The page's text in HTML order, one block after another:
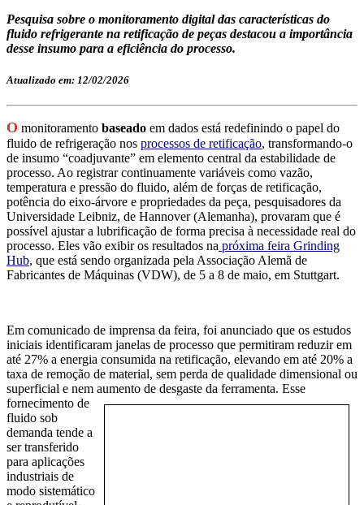
Pesquisa sobre o monitoramento digital das características do
fluido refrigerante na retificação de peças destacou a importância
desse insumo para a eficiência do processo.
Atualizado em: 12/02/2026
O monitoramento baseado em dados está redefinindo o papel do
fluido de refrigeração nos processos de retificação, transformando-o
de insumo “coadjuvante” em elemento central da estabilidade de
processo. Ao registrar continuamente variáveis como vazão,
temperatura e pressão do fluido, além de forças de retificação,
potência do eixo-árvore e propriedades da peça, pesquisadores da
Universidade Leibniz, de Hannover (Alemanha), provaram que é
possível ajustar a lubrificação de forma precisa à necessidade real do
processo. Eles vão exibir os resultados na próxima feira Grinding
Hub, que está sendo organizada pela Associação Alemã de
Fabricantes de Máquinas (VDW), de 5 a 8 de maio, em Stuttgart.
Em comunicado de imprensa da feira, foi anunciado que os estudos
iniciais identificaram janelas de processo que permitiram reduzir em
até 27% a energia consumida na retificação, elevando em até 20% a
taxa de remoção de material, sem perda de qualidade dimensional ou
superficial e nem aumento de desgaste da ferramenta. Esse
fornecimento de
fluido sob
demanda tende a
ser transferido
para aplicações
industriais de
modo sistemático